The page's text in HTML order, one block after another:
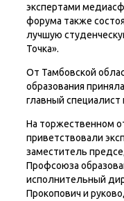
экспертами
форума также
лучшую
Точка».
От Тамбовской
образования
главный
На торжественном
приветствовали
заместитель
Профсоюза
исполнительный
Прокопович и